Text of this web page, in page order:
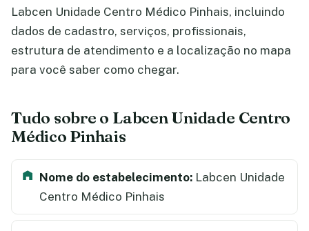
Labcen Unidade Centro Médico Pinhais, incluindo
dados de cadastro, serviços, profissionais,
estrutura de atendimento e a localização no mapa
para você saber como chegar.
Tudo sobre o Labcen Unidade Centro
Médico Pinhais
Nome do estabelecimento: Labcen Unidade
Centro Médico Pinhais